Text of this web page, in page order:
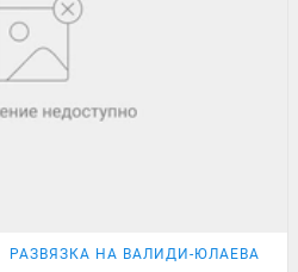
РАЗВЯЗКА НА ВАЛИДИ-ЮЛАЕВА